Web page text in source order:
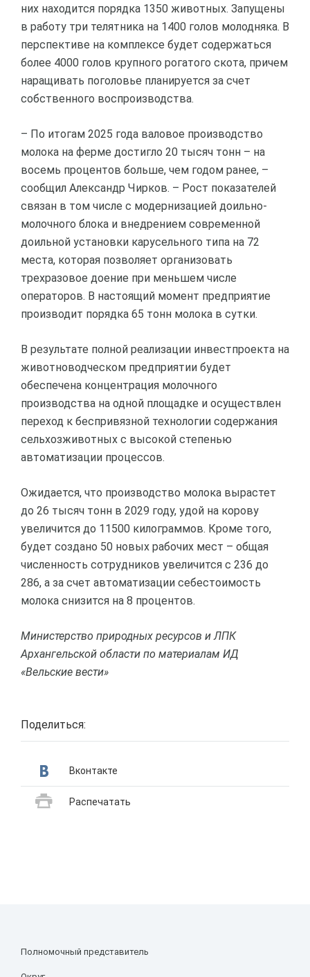
них находится порядка 1350 животных. Запущены
в работу три телятника на 1400 голов молодняка. В
перспективе на комплексе будет содержаться
более 4000 голов крупного рогатого скота, причем
наращивать поголовье планируется за счет
собственного воспроизводства.
– По итогам 2025 года валовое производство
молока на ферме достигло 20 тысяч тонн – на
восемь процентов больше, чем годом ранее, –
сообщил Александр Чирков. – Рост показателей
связан в том числе с модернизацией доильно-
молочного блока и внедрением современной
доильной установки карусельного типа на 72
места, которая позволяет организовать
трехразовое доение при меньшем числе
операторов. В настоящий момент предприятие
производит порядка 65 тонн молока в сутки.
В результате полной реализации инвестпроекта на
животноводческом предприятии будет
обеспечена концентрация молочного
производства на одной площадке и осуществлен
переход к беспривязной технологии содержания
сельхозживотных с высокой степенью
автоматизации процессов.
Ожидается, что производство молока вырастет
до 26 тысяч тонн в 2029 году, удой на корову
увеличится до 11500 килограммов. Кроме того,
будет создано 50 новых рабочих мест – общая
численность сотрудников увеличится с 236 до
286, а за счет автоматизации себестоимость
молока снизится на 8 процентов.
Министерство природных ресурсов и ЛПК
Архангельской области по материалам ИД
«Вельские вести»
Поделиться:
Вконтакте
Распечатать
Полномочный представитель